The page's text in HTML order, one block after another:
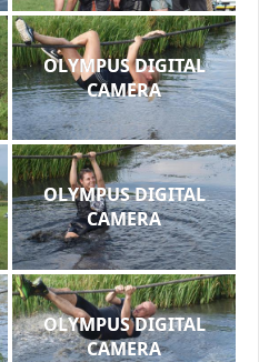
OLYMPUS DIGITAL
CAMERA
OLYMPUS DIGITAL
CAMERA
OLYMPUS DIGITAL
CAMERA